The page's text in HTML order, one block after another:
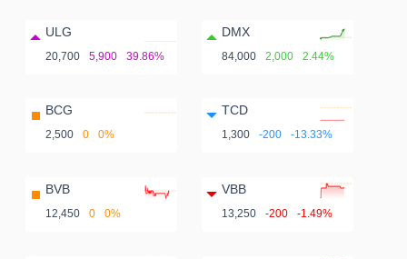
ULG
20,700 5,900 39.86%
DMX
84,000 2,000 2.44%
BCG
2,500 0 0%
TCD
1,300 -200 -13.33%
BVB
12,450 0 0%
VBB
13,250 -200 -1.49%